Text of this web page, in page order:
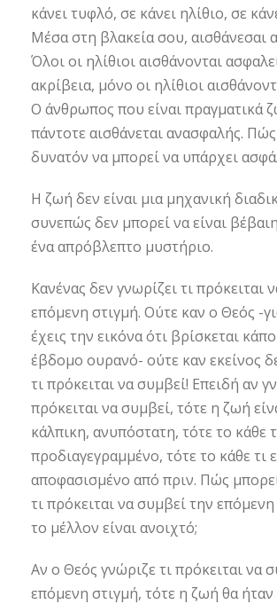
κάνει τυφλό, σε κάνει ηλίθιο, σε
Μέσα στη βλακεία σου, αισθάνεσαι
Όλοι οι ηλίθιοι αισθάνονται
ακρίβεια, μόνο οι ηλίθιοι
Ο άνθρωπος που είναι πραγματικά
πάντοτε αισθάνεται ανασφαλής. Πώς
δυνατόν να μπορεί να υπάρχει
Η ζωή δεν είναι μια μηχανική
συνεπώς δεν μπορεί να είναι
ένα απρόβλεπτο μυστήριο.
Κανένας δεν γνωρίζει τι πρόκειται
επόμενη στιγμή. Ούτε καν ο Θεός -
έχεις την εικόνα ότι βρίσκεται
έβδομο ουρανό- ούτε καν εκείνος
τι πρόκειται να συμβεί! Επειδή αν
πρόκειται να συμβεί, τότε η ζωή
κάλπικη, ανυπόστατη, τότε το κάθε
προδιαγεγραμμένο, τότε το κάθε τι
αποφασισμένο από πριν. Πώς
τι πρόκειται να συμβεί την
το μέλλον είναι ανοιχτό;
Αν ο Θεός γνώριζε τι πρόκειται να
επόμενη στιγμή, τότε η ζωή θα